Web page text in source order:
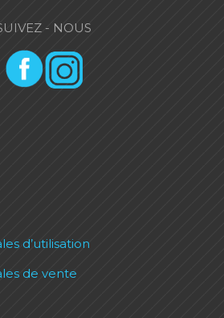
- NOUS
d’utilisation
de vente